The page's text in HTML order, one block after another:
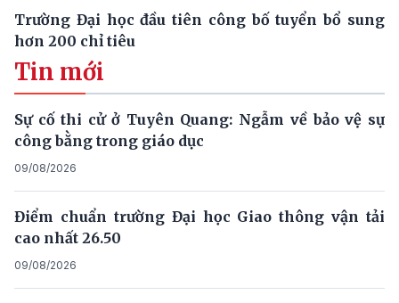
Trường Đại học đầu tiên công bố tuyển bổ sung
hơn 200 chỉ tiêu
Tin mới
Sự cố thi cử ở Tuyên Quang: Ngẫm về bảo vệ sự
công bằng trong giáo dục
09/08/2026
Điểm chuẩn trường Đại học Giao thông vận tải
cao nhất 26.50
09/08/2026